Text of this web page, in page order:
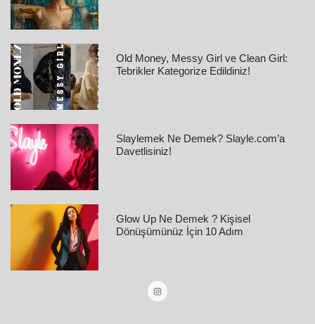
Old Money, Messy Girl ve Clean Girl:
Tebrikler Kategorize Edildiniz!
Slaylemek Ne Demek? Slayle.com’a
Davetlisiniz!
Glow Up Ne Demek ? Kişisel
Dönüşümünüz İçin 10 Adım